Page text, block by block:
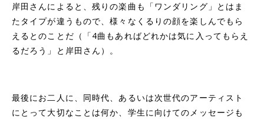
岸田さんによると、残りの楽曲も「ワンダリング」とはま
たタイプが違うもので、様々なくるりの顔を楽しんでもら
えるとのことだ（「4曲もあればどれかは気に入ってもらえ
るだろう」と岸田さん）。
最後にお二人に、同時代、あるいは次世代のアーティスト
にとって大切なことは何か、学生に向けてのメッセージも